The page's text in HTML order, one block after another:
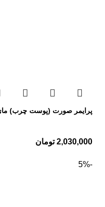
پرایمر صورت (پوست چرب)
2,030,000 تومان
-5%